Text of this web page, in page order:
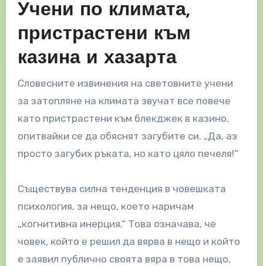
Учени по климата,
пристрастени към
казина и хазарта
Словесните извинения на световните учени
за затопляне на климата звучат все повече
като пристрастени към блекджек в казино,
опитвайки се да обяснят загубите си. „Да, аз
просто загубих ръката, но като цяло печеля!“
Съществува силна тенденция в човешката
психология, за нещо, което наричам
„когнитивна инерция.“ Това означава, че
човек, който е решил да вярва в нещо и който
е заявил публично своята вяра в това нещо,